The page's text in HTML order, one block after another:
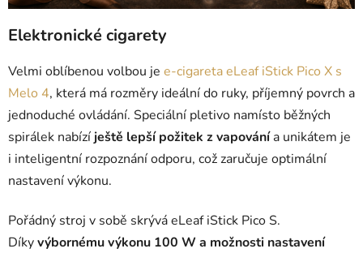
Elektronické cigarety
Velmi oblíbenou volbou je e-cigareta eLeaf iStick Pico X s
Melo 4, která má rozměry ideální do ruky, příjemný povrch a
jednoduché ovládání. Speciální pletivo namísto běžných
spirálek nabízí ještě lepší požitek z vapování a unikátem je
i inteligentní rozpoznání odporu, což zaručuje optimální
nastavení výkonu.
Pořádný stroj v sobě skrýváeLeaf iStick Pico S.
Díkyvýbornému výkonu 100 W a možnosti nastavení